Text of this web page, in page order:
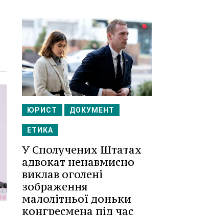
ЮРИСТ ДОКУМЕНТ
ЕТИКА
У Сполучених Штатах
адвокат ненавмисно
виклав оголені
зображення
малолітньої доньки
конгресмена під час